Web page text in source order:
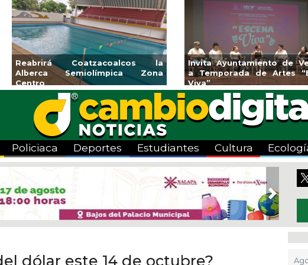
Invita Ayuntamiento de Veracruz
a Temporada de Artes “Escena
Viva”
Aplicará CMAS el
Tandeo durante
Policiaca Deportes Estudiantes Cultura
Next
dólar este 14 de octubre?